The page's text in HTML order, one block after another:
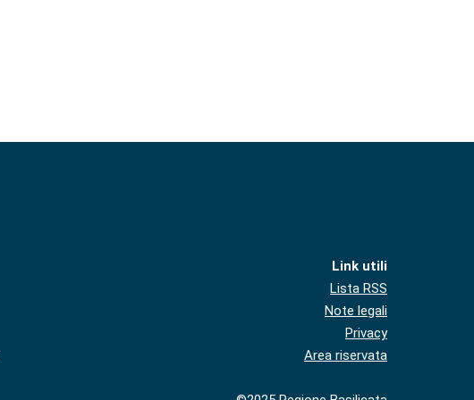
Link utili
Lista RSS
Note legali
Privacy
Area riservata